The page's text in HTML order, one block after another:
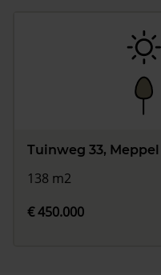
Tuinweg 33, Meppel
138 m2
€ 450.000